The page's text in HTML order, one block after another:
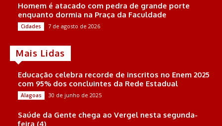
Homem é atacado com pedra de grande porte
enquanto dormia na Praça da Faculdade
Cidades 7 de agosto de 2026
Mais Lidas
Educação celebra recorde de inscritos no Enem 2025
com 95% dos concluintes da Rede Estadual
Alagoas 30 de junho de 2025
Saúde da Gente chega ao Vergel nesta segunda-
feira (4)